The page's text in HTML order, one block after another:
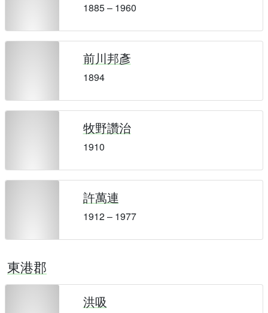
1885 – 1960
前川邦彥
1894
牧野讚治
1910
許萬連
1912 – 1977
東港郡
洪吸